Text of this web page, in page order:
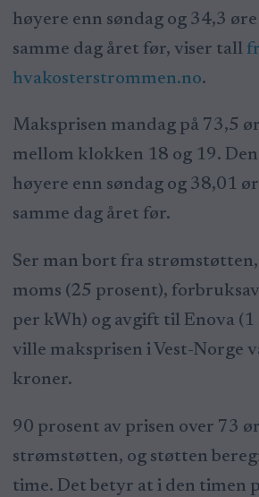
høyere enn søndag og 34,3
samme dag året før, viser tall
hvakosterstrommen.no.
Maksprisen mandag på 73,5
mellom klokken 18 og 19.
høyere enn søndag og 38,01
samme dag året før.
Ser man bort fra
moms (25 prosent),
per kWh) og avgift til Enova
ville maksprisen i Vest-Norge
kroner.
90 prosent av prisen over 73
strømstøtten, og støtten
time. Det betyr at i den timen